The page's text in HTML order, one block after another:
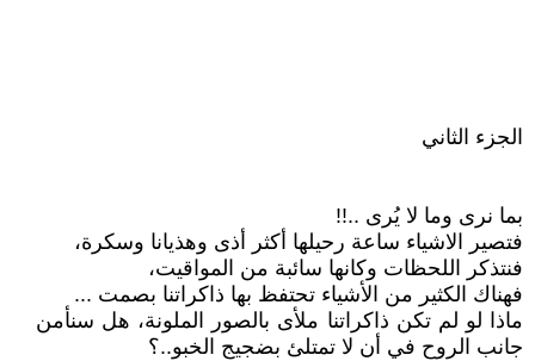
الجزء الثاني
بما نرى وما لا يُرى ..!!
فتصير الاشياء ساعة رحيلها أكثر أذى وهذيانا وسكرة،
فنتذكر اللحظات وكانها سائبة من المواقيت،
فهناك الكثير من الأشياء تحتفظ بها ذاكراتنا بصمت ...
ماذا لو لم تكن ذاكراتنا ملأى بالصور الملونة، هل سنأمن
جانب الروح في أن لا تمتلئ بضجيج الخبو..؟